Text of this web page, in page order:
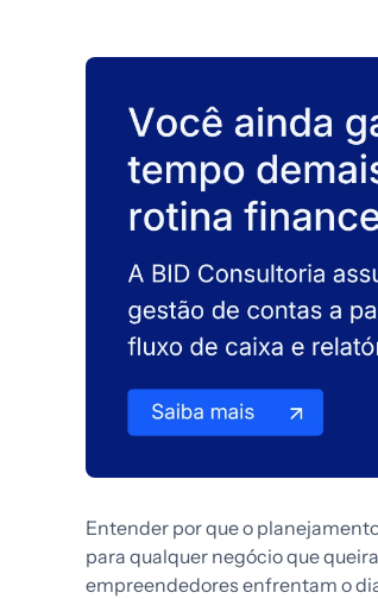
Entender por que o
para qualquer negócio que
empreendedores enfrentam o